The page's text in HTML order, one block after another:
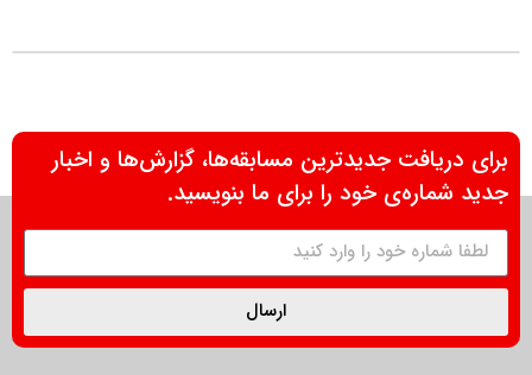
برای دریافت جدیدترین مسابقه‌ها، گزارش‌ها و اخبار
جدید شماره‌ی خود را برای ما بنویسید.
ارسال